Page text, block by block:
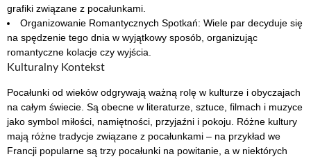
grafiki związane z pocałunkami.
Organizowanie Romantycznych Spotkań: Wiele par decyduje się
na spędzenie tego dnia w wyjątkowy sposób, organizując
romantyczne kolacje czy wyjścia.
Kulturalny Kontekst
Pocałunki od wieków odgrywają ważną rolę w kulturze i obyczajach
na całym świecie. Są obecne w literaturze, sztuce, filmach i muzyce
jako symbol miłości, namiętności, przyjaźni i pokoju. Różne kultury
mają różne tradycje związane z pocałunkami – na przykład we
Francji popularne są trzy pocałunki na powitanie, a w niektórych